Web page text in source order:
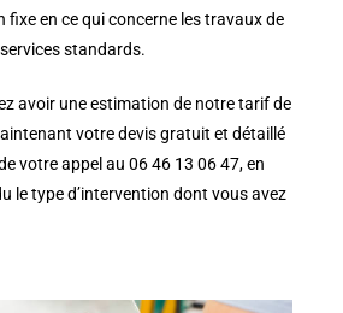
fixe en ce qui concerne les travaux de
standards.
avoir une estimation de notre tarif de
votre devis gratuit et détaillé
votre appel au 06 46 13 06 47, en
le type d’intervention dont vous avez